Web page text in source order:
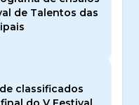
de Talentos das
classificados